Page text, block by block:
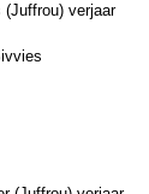
(Juffrou) verjaar